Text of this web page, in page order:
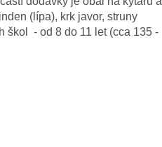
(lípa), krk javor, struny
škol - od 8 do 11 let (cca 135 -